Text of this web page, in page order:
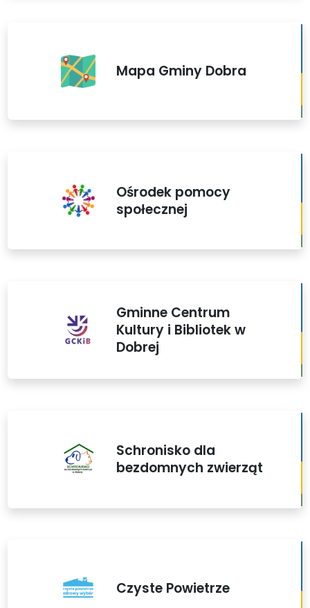
Mapa Gminy Dobra
Ośrodek pomocy
społecznej
Gminne Centrum
Kultury i Bibliotek w
Dobrej
Schronisko dla
bezdomnych zwierząt
Czyste Powietrze